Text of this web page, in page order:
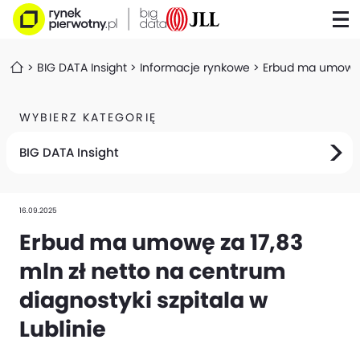
BIG DATA Insight Informacje rynkowe Erbud ma
WYBIERZ KATEGORIĘ
BIG DATA Insight
16.09.2025
Erbud ma umowę za 17,83
mln zł netto na centrum
diagnostyki szpitala w
Lublinie